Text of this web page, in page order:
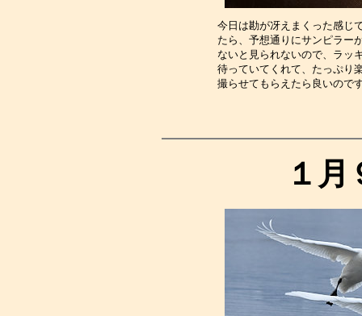
今日は勘が冴えまくった感じ
たら、予想通りにサンピラー
ないと見られないので、ラッ
待っていてくれて、たっぷり
撮らせてもらえたら良い
１